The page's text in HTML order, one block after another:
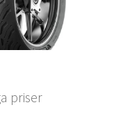
priser